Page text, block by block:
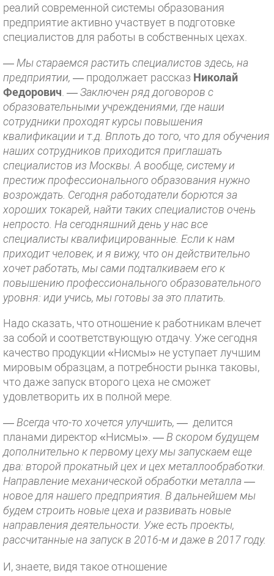
реалий современной системы образования
предприятие активно участвует в подготовке
специалистов для работы в собственных цехах.
— Мы стараемся растить специалистов здесь, на
предприятии, — продолжает рассказ Николай
Федорович . —Заключен ряд договоров с
образовательными учреждениями, где наши
сотрудники проходят курсы повышения
квалификации и т.д. Вплоть до того, что для обучения
наших сотрудников приходится приглашать
специалистов из Москвы. А вообще, систему и
престиж профессионального образования нужно
возрождать. Сегодня работодатели борются за
хороших токарей, найти таких специалистов очень
непросто. На сегодняшний день у нас все
специалисты квалифицированные. Если к нам
приходит человек, и я вижу, что он действительно
хочет работать, мы сами подталкиваем его к
повышению профессионального образовательного
уровня: иди учись, мы готовы за это платить.
Надо сказать, что отношение к работникам влечет
за собой и соответствующую отдачу. Уже сегодня
качество продукции «Нисмы» не уступает лучшим
мировым образцам, а потребности рынка таковы,
что даже запуск второго цеха не сможет
удовлетворить их в полной мере.
— Всегда что-то хочется улучшить, — делится
планами директор «Нисмы». — В скором будущем
дополнительно к первому цеху мы запускаем еще
два: второй прокатный цех и цех металлообработки.
Направление механической обработки металла —
новое для нашего предприятия. В дальнейшем мы
будем строить новые цеха и развивать новые
направления деятельности. Уже есть проекты,
рассчитанные на запуск в 2016-м и даже в 2017 году.
И, знаете, видя такое отношение